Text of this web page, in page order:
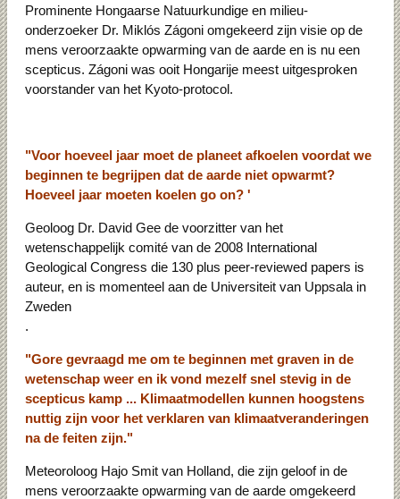
Prominente Hongaarse Natuurkundige en milieu-
onderzoeker Dr. Miklós Zágoni omgekeerd zijn visie op de
mens veroorzaakte opwarming van de aarde en is nu een
scepticus. Zágoni was ooit Hongarije meest uitgesproken
voorstander van het Kyoto-protocol.
"Voor hoeveel jaar moet de planeet afkoelen voordat we
beginnen te begrijpen dat de aarde niet opwarmt?
Hoeveel jaar moeten koelen go on? '
Geoloog Dr. David Gee de voorzitter van het
wetenschappelijk comité van de 2008 International
Geological Congress die 130 plus peer-reviewed papers is
auteur, en is momenteel aan de Universiteit van Uppsala in
Zweden
.
"Gore gevraagd me om te beginnen met graven in de
wetenschap weer en ik vond mezelf snel stevig in de
scepticus kamp ... Klimaatmodellen kunnen hoogstens
nuttig zijn voor het verklaren van klimaatveranderingen
na de feiten zijn."
Meteoroloog Hajo Smit van Holland, die zijn geloof in de
mens veroorzaakte opwarming van de aarde omgekeerd